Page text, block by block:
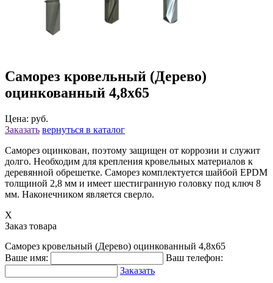
Саморез кровельный (Дерево)
оцинкованный 4,8х65
Цена: руб.
Заказать вернуться в каталог
Саморез оцинкован, поэтому защищен от коррозии и служит
долго. Необходим для крепления кровельных материалов к
деревянной обрешетке. Саморез комплектуется шайбой EPDM
толщиной 2,8 мм и имеет шестигранную головку под ключ 8
мм. Наконечником является сверло.
X
Заказ товара
Саморез кровельный (Дерево) оцинкованный 4,8х65
Ваше имя:
Ваш телефон:
Заказать